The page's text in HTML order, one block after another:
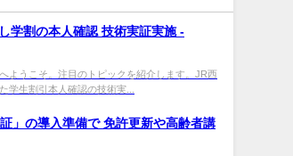
学割の本人確認 技術実証実施 -
ようこそ。注目のトピックを紹介します。JR西
学生割引本人確認の技術実...
」の導入準備で 免許更新や高齢者講